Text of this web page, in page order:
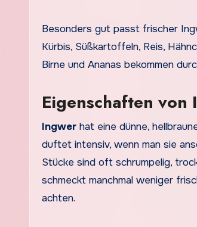
Besonders gut passt frischer
Kürbis, Süßkartoffeln, Reis,
Birne und Ananas bekommen
Eigenschaften von
Ingwer hat eine dünne,
duftet intensiv, wenn man sie
Stücke sind oft schrumpelig,
schmeckt manchmal weniger
achten.